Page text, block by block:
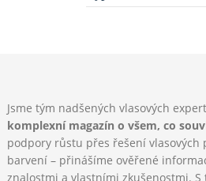
Jsme tým nadšených vlasových
komplexní magazín o všem, co
podpory růstu přes řešení vlasových
barvení – přinášíme ověřené
znalostmi a vlastními zkušenostmi.